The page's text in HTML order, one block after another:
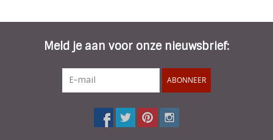
Meld je aan voor onze nieuwsbrief:
ABONNEER